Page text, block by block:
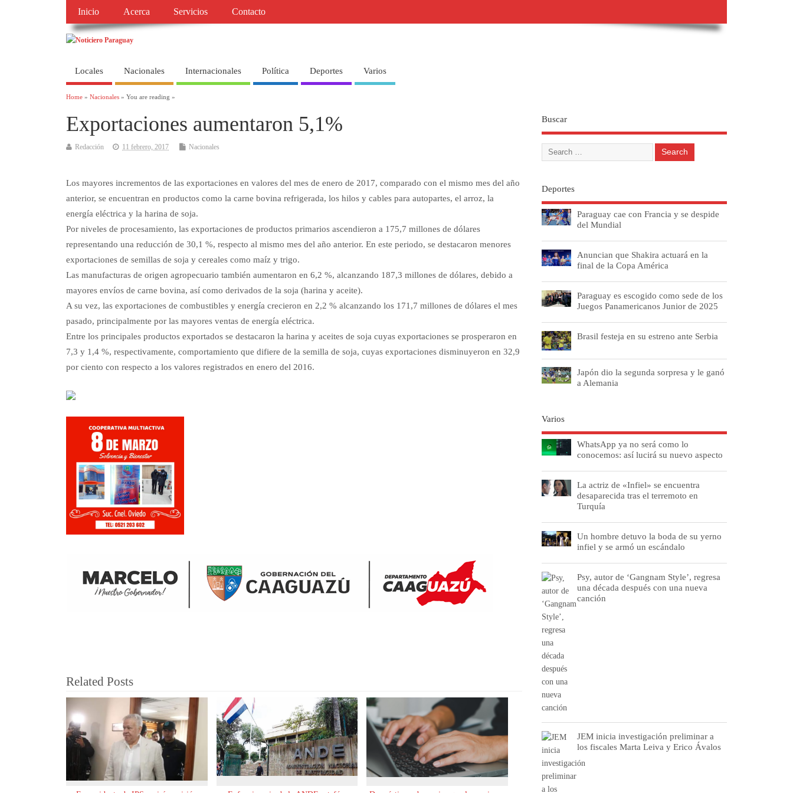
Inicio Acerca Servicios Contacto
Locales Nacionales Internacionales Política Deportes Varios
Home » Nacionales » You are reading »
Exportaciones aumentaron 5,1%
Redacción 11 febrero, 2017 Nacionales
Los mayores incrementos de las exportaciones en valores del mes de enero de 2017, comparado con el mismo mes del año
anterior, se encuentran en productos como la carne bovina refrigerada, los hilos y cables para autopartes, el arroz, la
energía eléctrica y la harina de soja.
Por niveles de procesamiento, las exportaciones de productos primarios ascendieron a 175,7 millones de dólares
representando una reducción de 30,1 %, respecto al mismo mes del año anterior. En este periodo, se destacaron menores
exportaciones de semillas de soja y cereales como maíz y trigo.
Las manufacturas de origen agropecuario también aumentaron en 6,2 %, alcanzando 187,3 millones de dólares, debido a
mayores envíos de carne bovina, así como derivados de la soja (harina y aceite).
A su vez, las exportaciones de combustibles y energía crecieron en 2,2 % alcanzando los 171,7 millones de dólares el mes
pasado, principalmente por las mayores ventas de energía eléctrica.
Entre los principales productos exportados se destacaron la harina y aceites de soja cuyas exportaciones se prosperaron en
7,3 y 1,4 %, respectivamente, comportamiento que difiere de la semilla de soja, cuyas exportaciones disminuyeron en 32,9
por ciento con respecto a los valores registrados en enero del 2016.
Related Posts
Buscar
Deportes
Paraguay cae con Francia y se despide
del Mundial
Anuncian que Shakira actuará en la
final de la Copa América
Paraguay es escogido como sede de los
Juegos Panamericanos Junior de 2025
Brasil festeja en su estreno ante Serbia
Japón dio la segunda sorpresa y le ganó
a Alemania
Varios
WhatsApp ya no será como lo
conocemos: así lucirá su nuevo aspecto
La actriz de «Infiel» se encuentra
desaparecida tras el terremoto en
Turquía
Un hombre detuvo la boda de su yerno
infiel y se armó un escándalo
Psy, autor de ‘Gangnam Style’, regresa
una década después con una nueva
canción
JEM inicia investigación preliminar a
los fiscales Marta Leiva y Erico Ávalos